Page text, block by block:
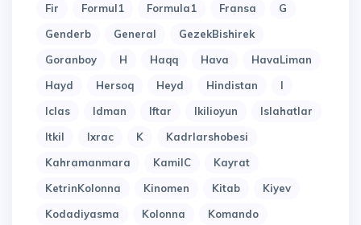
Fir
Formul1 Formula1 Fransa
G
Genderb
General
GezekBishirek
Goranboy
H Haqq Hava
HavaLiman
Hayd
Hersoq Heyd Hindistan
I
Iclas
Idman Iftar Ikilioyun
Islahatlar
Itkil
Ixrac K
Kadrlarshobesi
Kahramanmara
KamilC
Kayrat
KetrinKolonna
Kinomen Kitab
Kiyev
Kodadiyasma
Kolonna
Komando